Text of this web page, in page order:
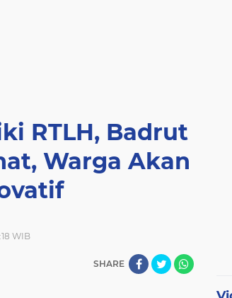
RTLH, Badrut
Warga Akan
WIB
SHARE